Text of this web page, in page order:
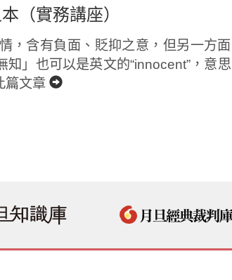
（實務講座）
，含有負面、貶抑之意，但另一方面
」也可以是英文的“innocent”，意思
篇文章